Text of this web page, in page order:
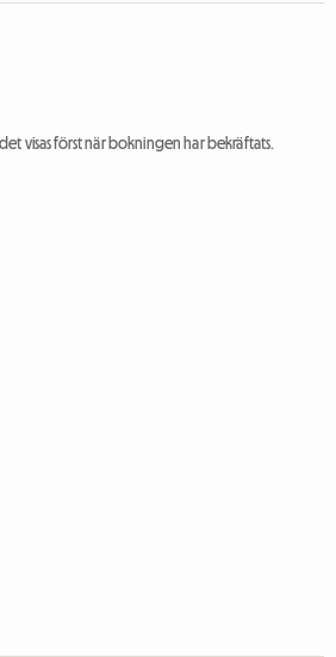
visas först när bokningen har bekräftats.